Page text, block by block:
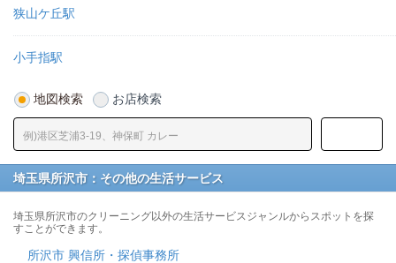
狭山ケ丘駅
小手指駅
地図検索 お店検索
埼玉県所沢市：その他の生活サービス
埼玉県所沢市のクリーニング以外の生活サービスジャンルからスポットを探
すことができます。
所沢市 興信所・探偵事務所